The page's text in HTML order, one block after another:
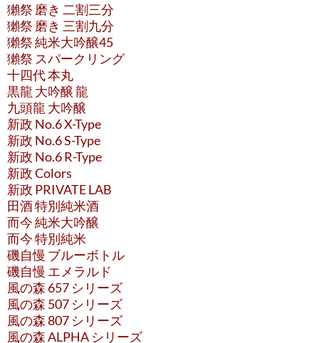
獺祭 磨き 二割三分
獺祭 磨き 三割九分
獺祭 純米大吟醸45
獺祭 スパークリング
十四代 本丸
黒龍 大吟醸 龍
九頭龍 大吟醸
新政 No.6 X-Type
新政 No.6 S-Type
新政 No.6 R-Type
新政 Colors
新政 PRIVATE LAB
田酒 特別純米酒
而今 純米大吟醸
而今 特別純米
磯自慢 ブルーボトル
磯自慢 エメラルド
風の森 657 シリーズ
風の森 507 シリーズ
風の森 807 シリーズ
風の森 ALPHA シリーズ